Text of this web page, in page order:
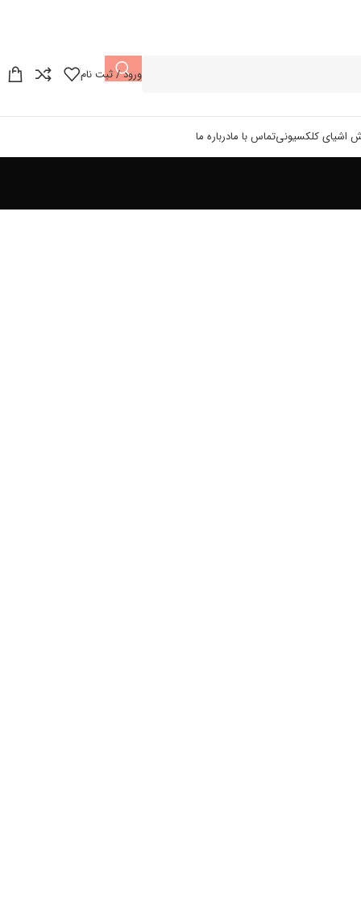
ورود / ثبت نام
اشیای کلکسیونیتماس با مادرباره ما